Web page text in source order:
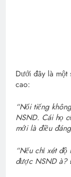
Dưới đây là một
cao:
“Nổi tiếng
NSND. Cái họ
mới là điều
“Nếu chỉ xét
được NSND à?